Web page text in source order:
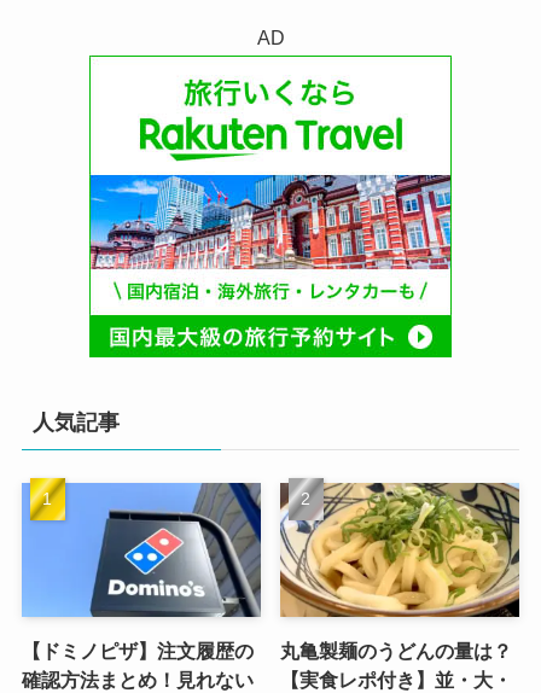
AD
人気記事
【ドミノピザ】注文履歴の
確認方法まとめ！見れない
丸亀製麺のうどんの量は？
【実食レポ付き】並・大・